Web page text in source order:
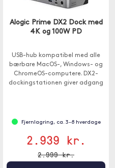
Alogic Prime DX2 Dock med
4K og 100W PD
USB-hub kompatibel med alle
bærbare MacOS-, Windows- og
ChromeOS-computere. DX2-
dockingstationen giver adgang
Fjernlagring, ca. 3-8 hverdage
2.939 kr.
2.999 kr.